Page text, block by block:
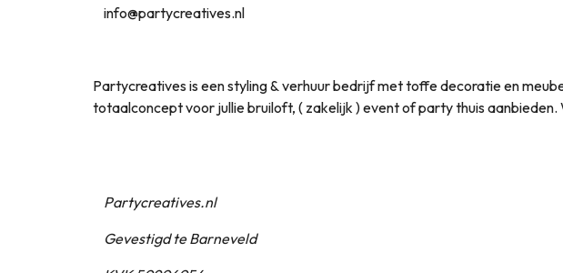
info@partycreatives.nl
Partycreatives is een styling & verhuur bedrijf met toffe decoratie en
totaalconcept voor jullie bruiloft, ( zakelijk ) event of party thuis aanbieden.
Partycreatives.nl
Gevestigd te Barneveld